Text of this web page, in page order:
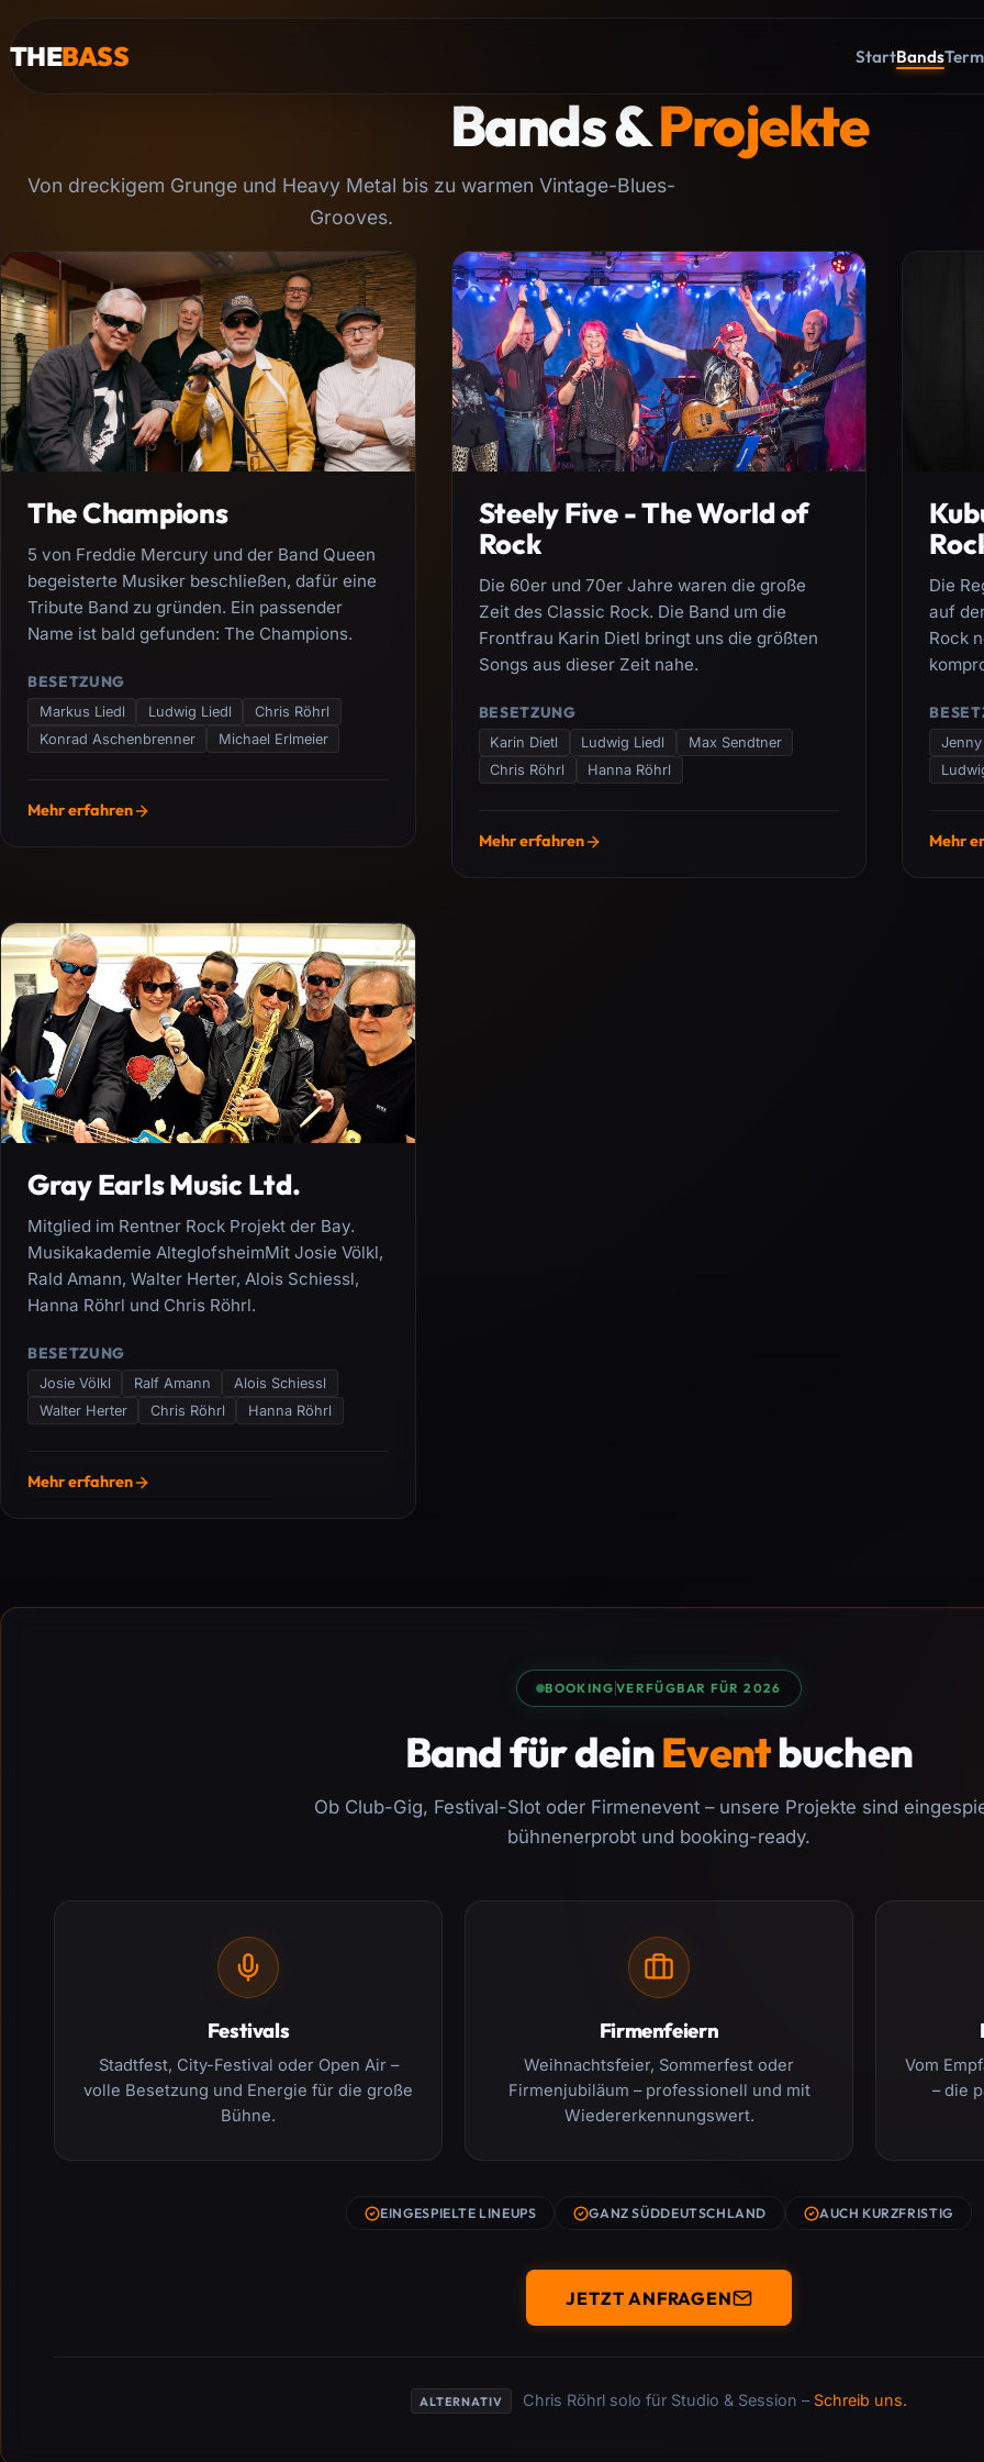
THEBASS StartBands
Bands &Projekte
Von dreckigem Grunge und Heavy Metal bis zu warmen Vintage-Blues-
Grooves.
The Champions
5 von Freddie Mercury und der Band Queen
begeisterte Musiker beschließen, dafür eine
Tribute Band zu gründen. Ein passender
Name ist bald gefunden: The Champions.
BESETZUNG
Markus Liedl Ludwig Liedl
Chris Röhrl
Konrad Aschenbrenner
Michael Erlmeier
Mehr erfahren
Steely Five - The World of
Rock
Die 60er und 70er Jahre waren die große
Zeit des Classic Rock. Die Band um die
Frontfrau Karin Dietl bringt uns die größten
Songs aus dieser Zeit nahe.
BESETZUNG
Karin Dietl Ludwig Liedl
Max Sendtner
Chris Röhrl
Hanna Röhrl
Mehr erfahren
Die
auf
Rock
Mehr
Gray Earls Music Ltd.
Mitglied im Rentner Rock Projekt der Bay.
Musikakademie AlteglofsheimMit Josie Völkl,
Rald Amann, Walter Herter, Alois Schiessl,
Hanna Röhrl und Chris Röhrl.
BESETZUNG
Josie Völkl Ralf Amann
Alois Schiessl
Walter Herter
Chris Röhrl Hanna Röhrl
Mehr erfahren
BOOKING VERFÜGBAR FÜR 2026
Band für deinEventbuchen
Ob Club-Gig, Festival-Slot oder Firmenevent – unsere Projekte sind
bühnenerprobt und booking-ready.
Festivals
Stadtfest, City-Festival oder Open Air –
volle Besetzung und Energie für die große
Bühne.
Firmenfeiern
Weihnachtsfeier, Sommerfest oder
Firmenjubiläum – professionell und mit
Wiedererkennungswert.
Vom
– die
EINGESPIELTE LINEUPS GANZ SÜDDEUTSCHLAND AUCH KURZFRISTIG
JETZT ANFRAGEN
ALTERNATIV Chris Röhrl solo für Studio & Session – Schreib uns.